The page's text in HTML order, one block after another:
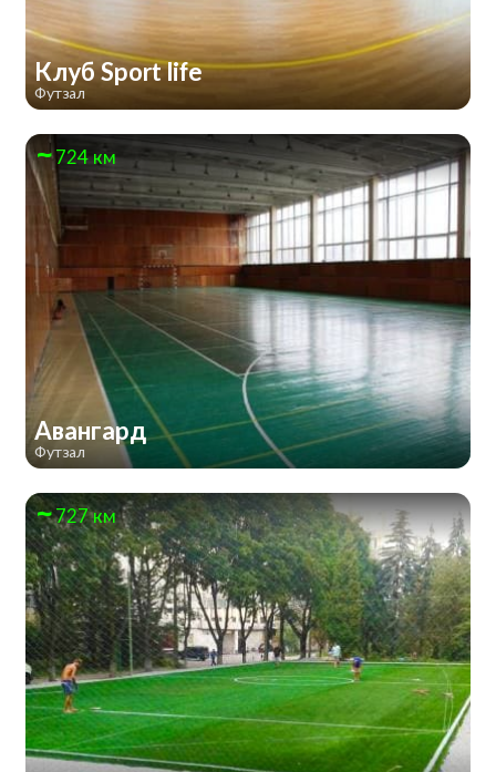
Клуб Sport life
Футзал
724 км
Авангард
Футзал
727 км